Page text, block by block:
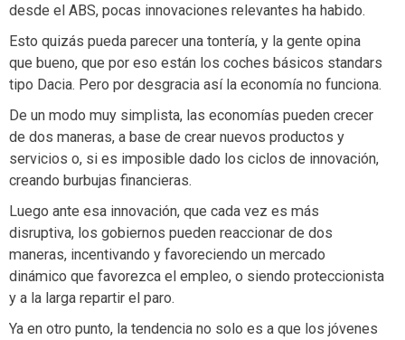
desde el ABS, pocas innovaciones relevantes ha habido.
Esto quizás pueda parecer una tontería, y la gente opina
que bueno, que por eso están los coches básicos standars
tipo Dacia. Pero por desgracia así la economía no funciona.
De un modo muy simplista, las economías pueden crecer
de dos maneras, a base de crear nuevos productos y
servicios o, si es imposible dado los ciclos de innovación,
creando burbujas financieras.
Luego ante esa innovación, que cada vez es más
disruptiva, los gobiernos pueden reaccionar de dos
maneras, incentivando y favoreciendo un mercado
dinámico que favorezca el empleo, o siendo proteccionista
y a la larga repartir el paro.
Ya en otro punto, la tendencia no solo es a que los jóvenes